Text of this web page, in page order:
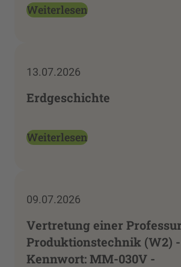
Weiterlesen
13.07.2026
Erdgeschichte
Weiterlesen
09.07.2026
Vertretung einer
Produktionstechnik (W2) -
Kennwort: MM-030V -